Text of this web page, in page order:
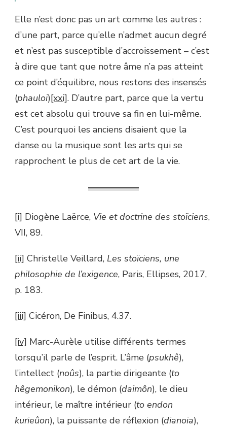
Elle n’est donc pas un art comme les autres :
d’une part, parce qu’elle n’admet aucun degré
et n’est pas susceptible d’accroissement – c’est
à dire que tant que notre âme n’a pas atteint
ce point d’équilibre, nous restons des insensés
(phauloi)[xxi]. D’autre part, parce que la vertu
est cet absolu qui trouve sa fin en lui-même.
C’est pourquoi les anciens disaient que la
danse ou la musique sont les arts qui se
rapprochent le plus de cet art de la vie.
[i] Diogène Laërce, Vie et doctrine des stoïciens,
VII, 89.
[ii] Christelle Veillard, Les stoïciens, une
philosophie de l’exigence, Paris, Ellipses, 2017,
p. 183.
[iii] Cicéron, De Finibus, 4.37.
[iv] Marc-Aurèle utilise différents termes
lorsqu’il parle de l’esprit. L’âme (psukhê),
l’intellect (noûs), la partie dirigeante (to
hêgemonikon), le démon (daimôn), le dieu
intérieur, le maître intérieur (to endon
kurieûon), la puissante de réflexion (dianoia),